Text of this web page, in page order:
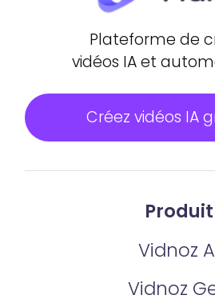
Plateforme de
vidéos IA et
Créez vidéos IA
Produit
Vidnoz
Vidnoz